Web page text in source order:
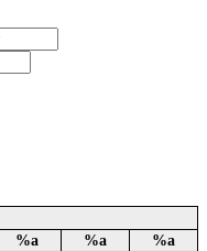
%a %a %a